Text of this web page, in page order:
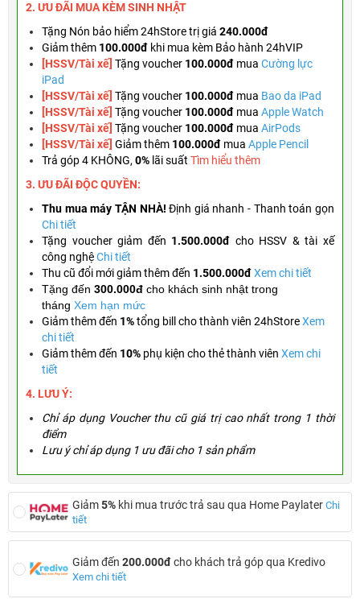
2. ƯU ĐÃI MUA KÈMSINH NHẬT
Tặng Nón bảo hiểm 24hStore trị giá 240.000đ
Giảm thêm 100.000đ khi mua kèm Bảo hành 24hVIP
[HSSV/Tài xế] Tặng voucher 100.000đ mua Cường lực
iPad
[HSSV/Tài xế] Tặng voucher 100.000đ mua Bao da iPad
[HSSV/Tài xế] Tặng voucher 100.000đ mua Apple Watch
[HSSV/Tài xế] Tặng voucher 100.000đ mua AirPods
[HSSV/Tài xế] Giảm thêm 100.000đ mua Apple Pencil
Trả góp 4 KHÔNG, 0% lãi suất Tìm hiểu thêm
3. ƯU ĐÃI ĐỘC QUYỀN:
Thu mua máy TẬN NHÀ!Định giá nhanh - Thanh toán gọn
Chi tiết
Tặng voucher giảm đến 1.500.000đ cho HSSV & tài xế
công nghệChi tiết
Thu cũ đổi mới giảm thêm đến 1.500.000đXem chi tiết
Tặng đến 300.000đ cho khách sinh nhật trong
tháng Xem hạn mức
Giảm thêm đến 1%tổng bill cho thành viên 24hStoreXem
chi tiết
Giảm thêm đến 10% phụ kiện cho thẻ thành viên Xem chi
tiết
4. LƯU Ý:
Chỉ áp dụng Voucher thu cũ giá trị cao nhất trong 1 thời
điểm
Lưu ý chỉ áp dụng 1 ưu đãi cho 1 sản phẩm
Giảm5% khi mua trước trả sau qua Home Paylater Chi
tiết
Giảm đến 200.000đcho khách trả góp qua Kredivo
Xem chi tiết